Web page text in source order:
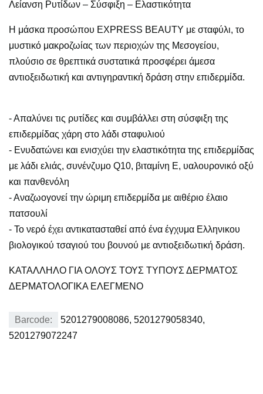
Λείανση Ρυτίδων – Σύσφιξη – Ελαστικότητα
Η μάσκα προσώπου EXPRESS BEAUTY με σταφύλι, το
μυστικό μακροζωίας των περιοχών της Μεσογείου,
πλούσιο σε θρεπτικά συστατικά προσφέρει άμεσα
αντιοξειδωτική και αντιγηραντική δράση στην επιδερμίδα.
- Απαλύνει τις ρυτίδες και συμβάλλει στη σύσφιξη της
επιδερμίδας χάρη στο λάδι σταφυλιού
- Ενυδατώνει και ενισχύει την ελαστικότητα της επιδερμίδας
με λάδι ελιάς, συνένζυμο Q10, βιταμίνη E, υαλουρονικό οξύ
και πανθενόλη
- Αναζωογονεί την ώριμη επιδερμίδα με αιθέριο έλαιο
πατσουλί
- Το νερό έχει αντικατασταθεί από ένα έγχυμα Ελληνικου
βιολογικού τσαγιού του βουνού με αντιοξειδωτική δράση.
ΚΑΤΑΛΛΗΛΟ ΓΙΑ ΟΛΟΥΣ ΤΟΥΣ ΤΥΠΟΥΣ ΔΕΡΜΑΤΟΣ
ΔΕΡΜΑΤΟΛΟΓΙΚΑ ΕΛΕΓΜΕΝΟ
Barcode:
5201279008086, 5201279058340,
5201279072247